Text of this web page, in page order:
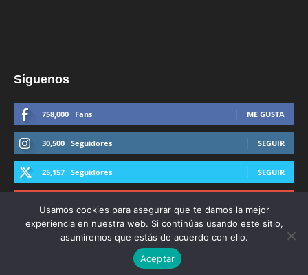
Síguenos
758,000 Fans ME GUSTA
30,500 Seguidores SEGUIR
25,157 Seguidores SEGUIR
© Derechos Reservados AFmedios 2021
Usamos cookies para asegurar que te damos la mejor
experiencia en nuestra web. Si continúas usando este sitio,
asumiremos que estás de acuerdo con ello.
Aceptar